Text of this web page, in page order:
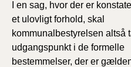
I en sag, hvor der er
et ulovligt forhold, skal
kommunalbestyrelsen altså
udgangspunkt i de formelle
bestemmelser, der er